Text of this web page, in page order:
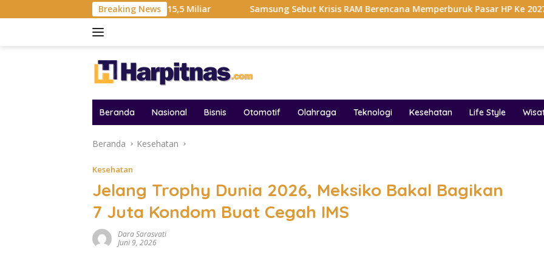
ke
Breaking News
Liga Tembus Rp15,5 Miliar Samsung Sebut Krisis RAM Berencana Memperburuk Pasar HP Ke 2027 Dapur
Beranda Nasional Bisnis Otomotif Olahraga Teknologi Kesehatan Life Style
Beranda Kesehatan
Kesehatan
Jelang Trophy Dunia 2026, Meksiko Bakal Bagikan
7 Juta Kondom Buat Cegah IMS
Dara Sarasvati
Juni 9, 2026